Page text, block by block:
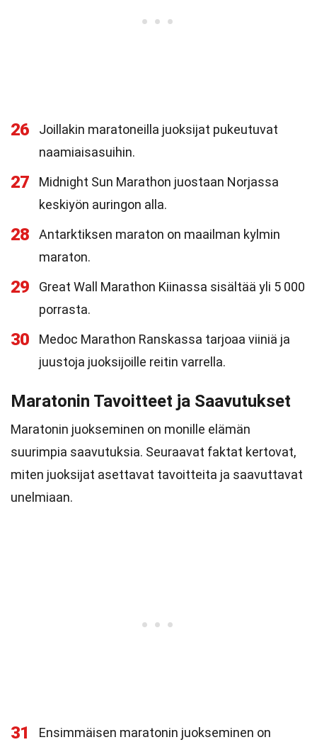
26
Joillakin maratoneilla juoksijat pukeutuvat
naamiaisasuihin.
27
Midnight Sun Marathon juostaan Norjassa
keskiyön auringon alla.
28
Antarktiksen maraton on maailman kylmin
maraton.
29
Great Wall Marathon Kiinassa sisältää yli 5 000
porrasta.
30
Medoc Marathon Ranskassa tarjoaa viiniä ja
juustoja juoksijoille reitin varrella.
Maratonin Tavoitteet ja Saavutukset
Maratonin juokseminen on monille elämän
suurimpia saavutuksia. Seuraavat faktat kertovat,
miten juoksijat asettavat tavoitteita ja saavuttavat
unelmiaan.
31
Ensimmäisen maratonin juokseminen on